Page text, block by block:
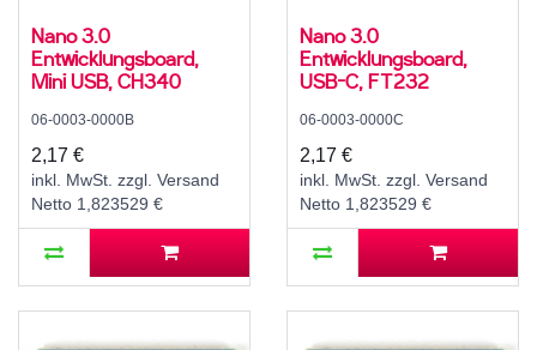
Nano 3.0
Entwicklungsboard,
Mini USB, CH340
06-0003-0000B
2,17 €
inkl. MwSt. zzgl. Versand
Netto 1,823529 €
Nano 3.0
Entwicklungsboard,
USB-C, FT232
06-0003-0000C
2,17 €
inkl. MwSt. zzgl. Versand
Netto 1,823529 €